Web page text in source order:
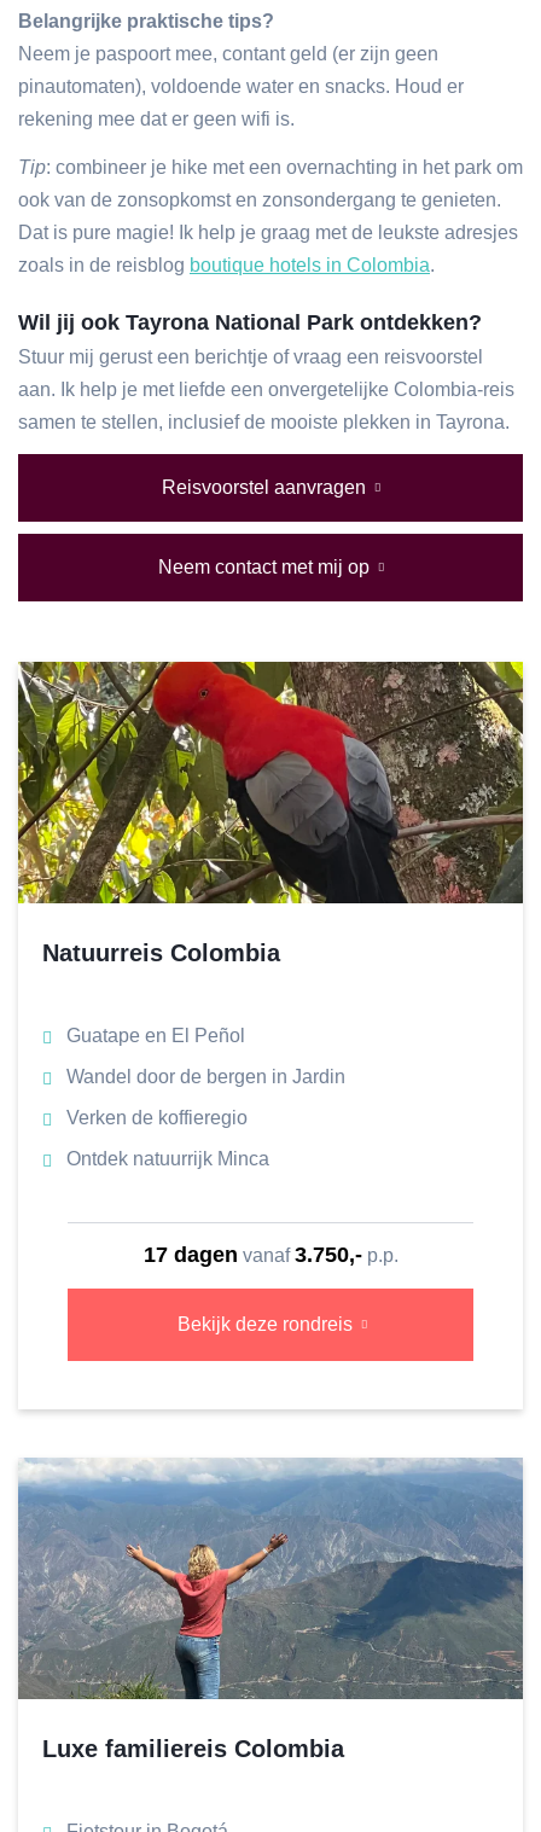
Belangrijke praktische tips?
Neem je paspoort mee, contant geld (er zijn geen
pinautomaten), voldoende water en snacks. Houd er
rekening mee dat er geen wifi is.
Tip: combineer je hike met een overnachting in het park om
ook van de zonsopkomst en zonsondergang te genieten.
Dat is pure magie! Ik help je graag met de leukste adresjes
zoals in de reisblog boutique hotels in Colombia.
Wil jij ook Tayrona National Park ontdekken?
Stuur mij gerust een berichtje of vraag een reisvoorstel
aan. Ik help je met liefde een onvergetelijke Colombia-reis
samen te stellen, inclusief de mooiste plekken in Tayrona.
Reisvoorstel aanvragen
Neem contact met mij op
Natuurreis Colombia
Guatape en El Peñol
Wandel door de bergen in Jardin
Verken de koffieregio
Ontdek natuurrijk Minca
17 dagen vanaf3.750,-p.p.
Bekijk deze rondreis
Luxe familiereis Colombia